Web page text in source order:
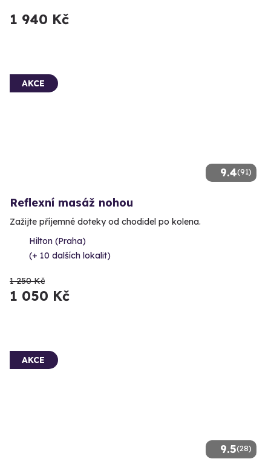
1 940 Kč
9.4(91)
AKCE
Reflexní masáž nohou
Zažijte příjemné doteky od chodidel po kolena.
Hilton (Praha)
(+ 10 dalších lokalit)
1 250 Kč
1 050 Kč
9.5(28)
AKCE